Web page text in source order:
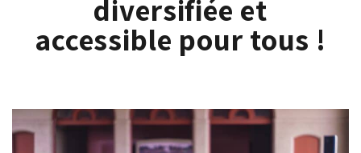
diversifiée et
accessible pour tous !